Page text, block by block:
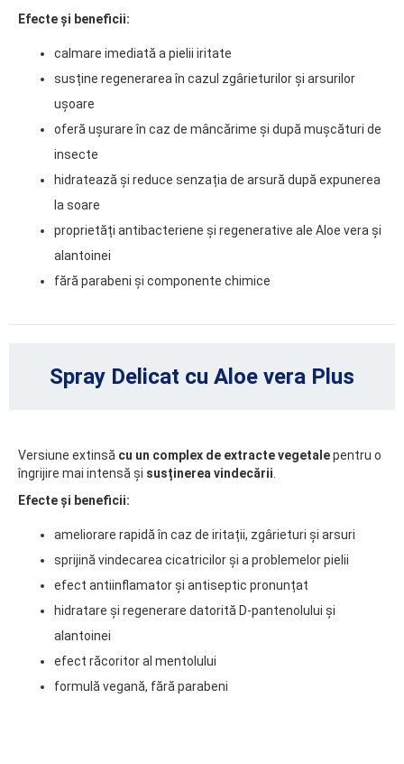
Efecte și beneficii:
calmare imediată a pielii iritate
susține regenerarea în cazul zgârieturilor și arsurilor
ușoare
oferă ușurare în caz de mâncărime și după mușcături de
insecte
hidratează și reduce senzația de arsură după expunerea
la soare
proprietăți antibacteriene și regenerative ale Aloe vera și
alantoinei
fără parabeni și componente chimice
Spray Delicat cu Aloe vera Plus
Versiune extinsă cu un complex de extractevegetalepentru o
îngrijire mai intensă și susținerea vindecării.
Efecte și beneficii:
ameliorare rapidă în caz de iritații, zgârieturi și arsuri
sprijină vindecarea cicatricilor și a problemelor pielii
efect antiinflamator și antiseptic pronunțat
hidratare și regenerare datorită D-pantenolului și
alantoinei
efect răcoritor al mentolului
formulă vegană, fără parabeni